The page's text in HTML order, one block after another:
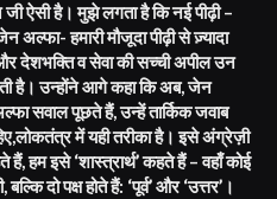
ऐसी है। मुझे लगता है कि नई पीढ़ी –
हमारी मौजूदा पीढ़ी से ज़्यादा
देशभक्ति व सेवा की सच्ची अपील उन
है। उन्होंने आगे कहा कि अब, जेन
सवाल पूछते हैं, उन्हें तार्किक जवाब
में यही तरीका है। इसे अंग्रेज़ी
हैं, हम इसे ‘शास्त्रार्थ’ कहते हैं – वहाँ कोई
बल्कि दो पक्ष होते हैं: ‘पूर्व’ और ‘उत्तर’।